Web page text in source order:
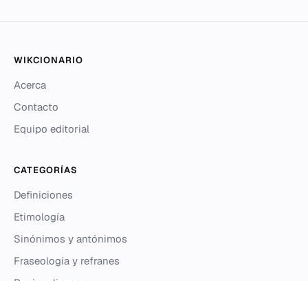
WIKCIONARIO
Acerca
Contacto
Equipo editorial
CATEGORÍAS
Definiciones
Etimología
Sinónimos y antónimos
Fraseología y refranes